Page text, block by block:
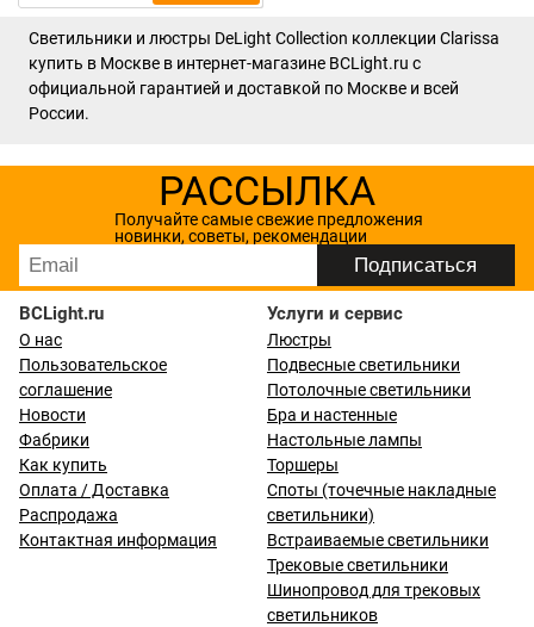
Светильники и люстры DeLight Collection коллекции Clarissa
купить в Москве в интернет-магазине BCLight.ru с
официальной гарантией и доставкой по Москве и всей
России.
РАССЫЛКА
Получайте самые свежие предложения
новинки, советы, рекомендации
BCLight.ru
О нас
Пользовательское
соглашение
Новости
Фабрики
Как купить
Оплата / Доставка
Распродажа
Контактная информация
Услуги и сервис
Люстры
Подвесные светильники
Потолочные светильники
Бра и настенные
Настольные лампы
Торшеры
Споты (точечные накладные
светильники)
Встраиваемые светильники
Трековые светильники
Шинопровод для трековых
светильников